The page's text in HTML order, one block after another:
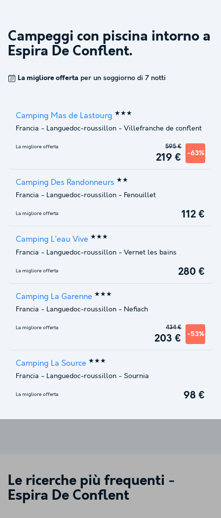
Campeggi con piscina intorno a
Espira De Conflent.
La migliore offerta per un soggiorno di 7 notti
Camping Mas de Lastourg ★★★
Francia - Languedoc-roussillon - Villefranche de conflent
La migliore offerta
219 € -63%
595 €
Camping Des Randonneurs ★★
Francia - Languedoc-roussillon - Fenouillet
La migliore offerta 112 €
Camping L'eau Vive ★★★
Francia - Languedoc-roussillon - Vernet les bains
La migliore offerta 280 €
Camping La Garenne ★★★
Francia - Languedoc-roussillon - Nefiach
La migliore offerta
203 € -53%
434 €
Camping La Source ★★★
Francia - Languedoc-roussillon - Sournia
La migliore offerta 98 €
Le ricerche più frequenti -
Espira De Conflent